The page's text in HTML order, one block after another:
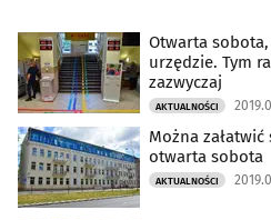
Otwarta sobota, można załatwić sprawy w
urzędzie. Tym
zazwyczaj
AKTUALNOŚCI
Można
otwarta sobota
AKTUALNOŚCI